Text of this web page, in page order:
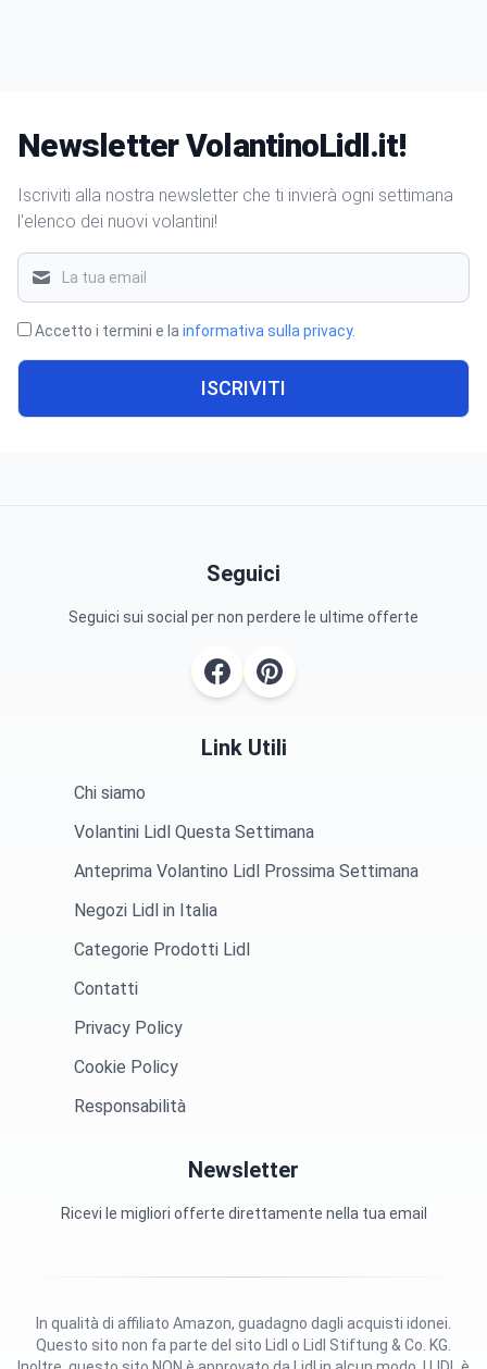
Newsletter VolantinoLidl.it!
Iscriviti alla nostra newsletter che ti invierà ogni settimana
l'elenco dei nuovi volantini!
Accetto i termini e la informativa sulla privacy.
ISCRIVITI
Seguici
Seguici sui social per non perdere le ultime offerte
Link Utili
Chi siamo
Volantini Lidl Questa Settimana
Anteprima Volantino Lidl Prossima Settimana
Negozi Lidl in Italia
Categorie Prodotti Lidl
Contatti
Privacy Policy
Cookie Policy
Responsabilità
Newsletter
Ricevi le migliori offerte direttamente nella tua email
Questo sito non fa parte del sito Lidl o Lidl Stiftung & Co. KG.
In qualità di affiliato Amazon, guadagno dagli acquisti idonei.